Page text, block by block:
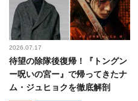
2026.07.17
待望の除隊後復帰！『トングン
ー呪いの宮ー』で帰ってきたナ
ム・ジュヒョクを徹底解剖